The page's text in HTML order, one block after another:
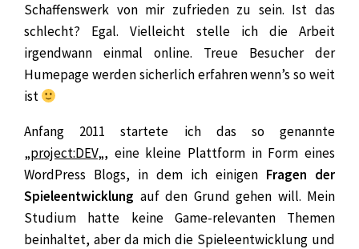
Schaffenswerk von mir zufrieden zu sein. Ist das
schlecht? Egal. Vielleicht stelle ich die Arbeit
irgendwann einmal online. Treue Besucher der
Humepage werden sicherlich erfahren wenn’s so weit
ist
Anfang 2011 startete ich das so genannte
„project:DEV„, eine kleine Plattform in Form eines
WordPress Blogs, in dem ich einigen Fragen der
Spieleentwicklung auf den Grund gehen will. Mein
Studium hatte keine Game-relevanten Themen
beinhaltet, aber da mich die Spieleentwicklung und